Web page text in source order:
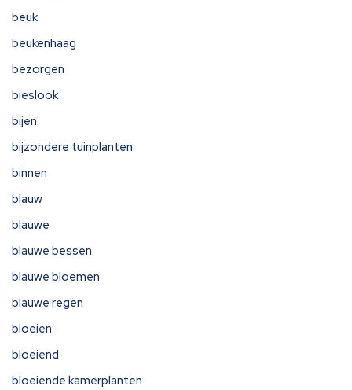
beuk
beukenhaag
bezorgen
bieslook
bijen
bijzondere tuinplanten
binnen
blauw
blauwe
blauwe bessen
blauwe bloemen
blauwe regen
bloeien
bloeiend
bloeiende kamerplanten